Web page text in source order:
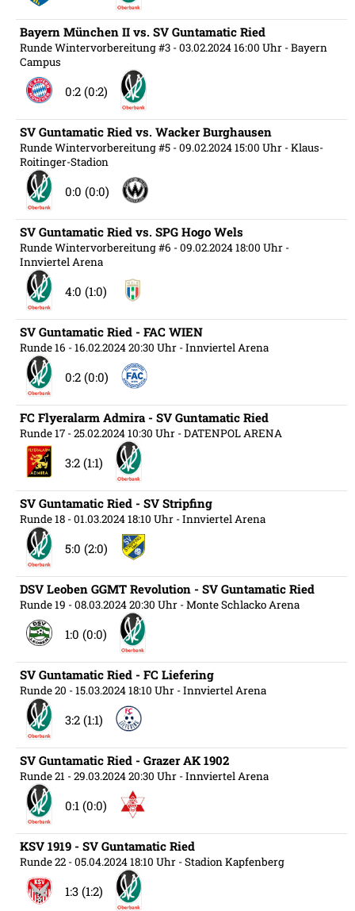
Bayern München II vs. SV Guntamatic Ried
Runde Wintervorbereitung #3 - 03.02.2024 16:00 Uhr - Bayern
Campus
0:2 (0:2)
SV Guntamatic Ried vs. Wacker Burghausen
Runde Wintervorbereitung #5 - 09.02.2024 15:00 Uhr - Klaus-
Roitinger-Stadion
0:0 (0:0)
SV Guntamatic Ried vs. SPG Hogo Wels
Runde Wintervorbereitung #6 - 09.02.2024 18:00 Uhr -
Innviertel Arena
4:0 (1:0)
SV Guntamatic Ried - FAC WIEN
Runde 16 - 16.02.2024 20:30 Uhr - Innviertel Arena
0:2 (0:0)
FC Flyeralarm Admira - SV Guntamatic Ried
Runde 17 - 25.02.2024 10:30 Uhr - DATENPOL ARENA
3:2 (1:1)
SV Guntamatic Ried - SV Stripfing
Runde 18 - 01.03.2024 18:10 Uhr - Innviertel Arena
5:0 (2:0)
DSV Leoben GGMT Revolution - SV Guntamatic Ried
Runde 19 - 08.03.2024 20:30 Uhr - Monte Schlacko Arena
1:0 (0:0)
SV Guntamatic Ried - FC Liefering
Runde 20 - 15.03.2024 18:10 Uhr - Innviertel Arena
3:2 (1:1)
SV Guntamatic Ried - Grazer AK 1902
Runde 21 - 29.03.2024 20:30 Uhr - Innviertel Arena
0:1 (0:0)
KSV 1919 - SV Guntamatic Ried
Runde 22 - 05.04.2024 18:10 Uhr - Stadion Kapfenberg
1:3 (1:2)